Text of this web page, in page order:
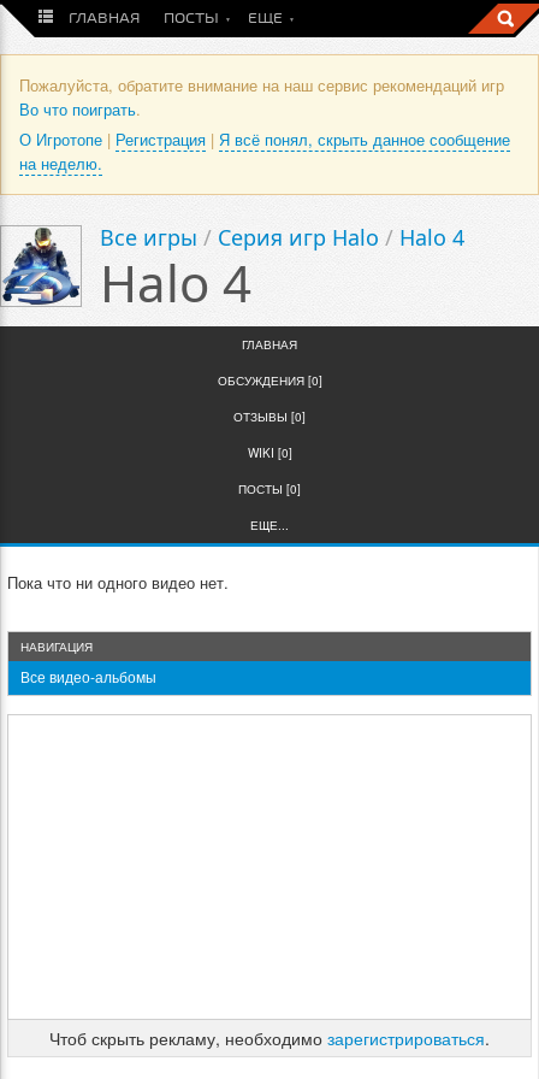
ГЛАВНАЯ ПОСТЫ ЕЩЕ
Пожалуйста, обратите внимание на наш сервис рекомендаций игр
Во что поиграть.
О Игротопе | Регистрация | Я всё понял, скрыть данное сообщение
на неделю.
Все игры / Серия игр Halo / Halo 4
Halo 4
ГЛАВНАЯ
ОБСУЖДЕНИЯ [0]
ОТЗЫВЫ [0]
WIKI [0]
ПОСТЫ [0]
ЕЩЕ...
Пока что ни одного видео нет.
НАВИГАЦИЯ
Все видео-альбомы
Чтоб скрыть рекламу, необходимо зарегистрироваться.